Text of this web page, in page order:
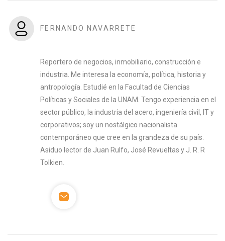
FERNANDO NAVARRETE
Reportero de negocios, inmobiliario, construcción e
industria. Me interesa la economía, política, historia y
antropología. Estudié en la Facultad de Ciencias
Políticas y Sociales de la UNAM. Tengo experiencia en el
sector público, la industria del acero, ingeniería civil, IT y
corporativos; soy un nostálgico nacionalista
contemporáneo que cree en la grandeza de su país.
Asiduo lector de Juan Rulfo, José Revueltas y J. R. R
Tolkien.